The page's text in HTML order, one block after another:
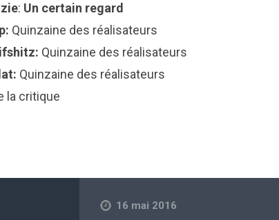
: Un certain regard
Quinzaine des réalisateurs
Quinzaine des réalisateurs
Quinzaine des réalisateurs
la critique
16 mai 2016